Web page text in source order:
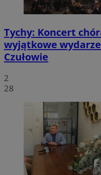
Tychy: Koncert
wyjątkowe
Czułowie
2
28